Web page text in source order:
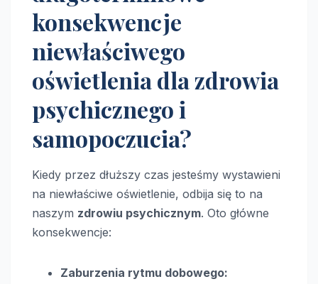
konsekwencje
niewłaściwego
oświetlenia dla zdrowia
psychicznego i
samopoczucia?
Kiedy przez dłuższy czas jesteśmy wystawieni
na niewłaściwe oświetlenie, odbija się to na
naszym zdrowiu psychicznym. Oto główne
konsekwencje:
Zaburzenia rytmu dobowego: